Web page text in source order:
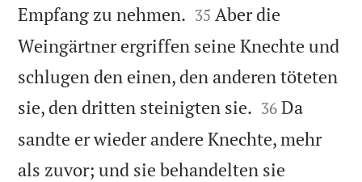
Empfang zu nehmen. 

35 Aber die
Weingärtner ergriffen seine Knechte und
schlugen den einen, den anderen töteten
sie, den dritten steinigten sie. 

36 Da
sandte er wieder andere Knechte, mehr
als zuvor; und sie behandelten sie